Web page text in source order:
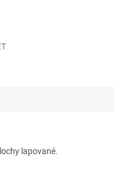
lapované.